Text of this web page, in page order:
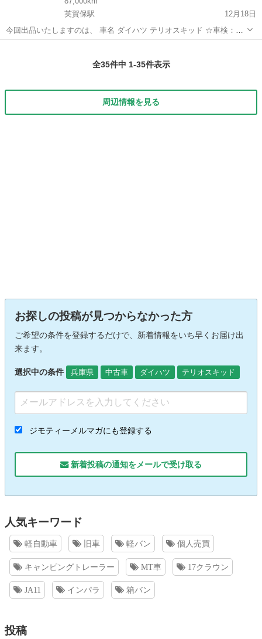
英賀保駅
12月18日
今回出品いたしますのは、 車名 ダイハツ テリオスキッド ☆車検：別
途要相談 お支払い後登ご本人様にて名義変更が可能でしたらその日か
全35件中 1-35件表示
周辺情報を見る
お探しの投稿が見つからなかった方
ご希望の条件を登録するだけで、新着情報をいち早くお届け出
来ます。
選択中の条件 兵庫県 中古車 ダイハツ テリオスキッド
ジモティーメルマガにも登録する
新着投稿の通知をメールで受け取る
人気キーワード
軽自動車 旧車 軽バン 個人売買
キャンピングトレーラー MT車 17クラウン
JA11 インパラ 箱バン
投稿